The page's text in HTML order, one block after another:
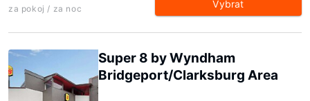
za pokoj / za noc Vybrat
Super 8 by Wyndham
Bridgeport/Clarksburg Area